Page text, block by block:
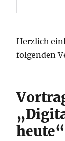
Herzlich
folgenden
heute“